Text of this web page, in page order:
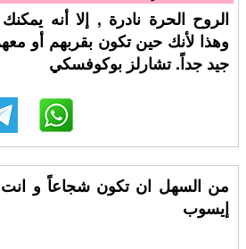
الروح الحرة نادرة , إلا أنه
وهذا لأنك حين تكون بقربهم أو
جيد جداً. تشارلز بوكوفسكي
من السهل ان تكون شجاعاً و
إيسوب